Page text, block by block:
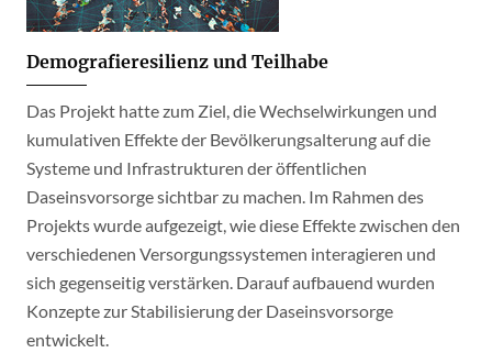
Demografieresilienz und Teilhabe
Das Projekt hatte zum Ziel, die Wechselwirkungen und
kumulativen Effekte der Bevölkerungsalterung auf die
Systeme und Infrastrukturen der öffentlichen
Daseinsvorsorge sichtbar zu machen. Im Rahmen des
Projekts wurde aufgezeigt, wie diese Effekte zwischen den
verschiedenen Versorgungssystemen interagieren und
sich gegenseitig verstärken. Darauf aufbauend wurden
Konzepte zur Stabilisierung der Daseinsvorsorge
entwickelt.